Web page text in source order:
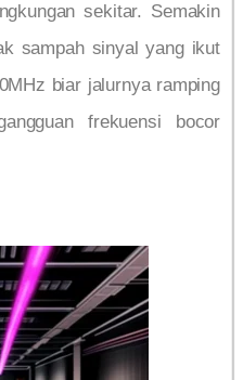
sekitar. Semakin
sampah sinyal yang ikut
biar jalurnya ramping
frekuensi bocor